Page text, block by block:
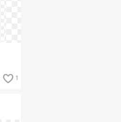
1